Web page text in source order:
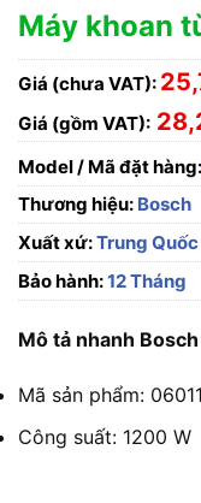
Máy khoan
Giá (chưa VAT):
Giá (gồm VAT):
Model / Mã đặt hàng:
Thương hiệu: Bosch
Xuất xứ:Trung Quốc
Bảo hành:12 Tháng
Mô tả nhanh
Mã sản phẩm:
Công suất: 1200 W